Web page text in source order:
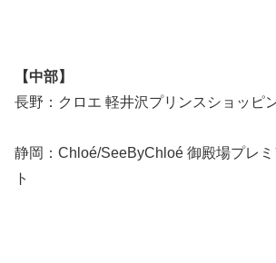
【中部】
長野：クロエ 軽井沢プリンスショッピ
静岡：Chloé/SeeByChloé 御殿場プレ
ト